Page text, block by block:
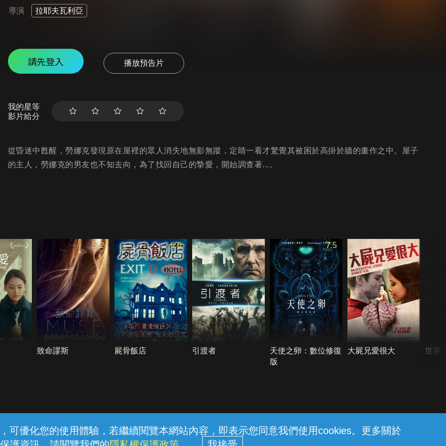
可優化您的使用體驗，若繼續閱覽本網站內容，即表示您同意我們使用cookies。更多關於
導演 拉耶夫瓦利亞
請先登入 播放預告片
我的星等
影片給分
從昏迷中甦醒，勞娜克發現原在屋裡的眾人消失地無影無蹤，定睛一看才驚覺其被困於高掛於牆的畫作之中。屋子
的主人，勞娜克的男友也不知去向，為了找回自己的摯愛，開始調查著...。
5.2
致命謬斯
6.0
屍骨飯店 引渡者
7.5
天使之卵：數位修復
版
大屍兄愛很大 世界
線上客服 服務條款 隱私權保護